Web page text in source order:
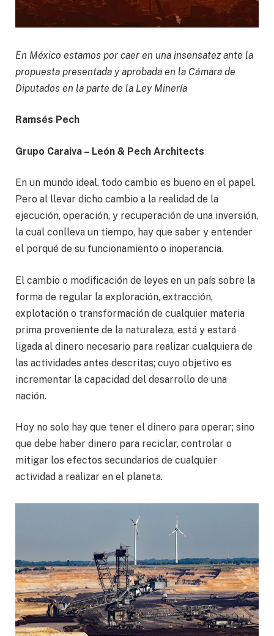
En México estamos por caer en una insensatez ante la
propuesta presentada y aprobada en la Cámara de
Diputados en la parte de la Ley Minería
Ramsés Pech
Grupo Caraiva – León & Pech Architects
En un mundo ideal, todo cambio es bueno en el papel.
Pero al llevar dicho cambio a la realidad de la
ejecución, operación, y recuperación de una inversión,
la cual conlleva un tiempo, hay que saber y entender
el porqué de su funcionamiento o inoperancia.
El cambio o modificación de leyes en un país sobre la
forma de regular la exploración, extracción,
explotación o transformación de cualquier materia
prima proveniente de la naturaleza, está y estará
ligada al dinero necesario para realizar cualquiera de
las actividades antes descritas; cuyo objetivo es
incrementar la capacidad del desarrollo de una
nación.
Hoy no solo hay que tener el dinero para operar; sino
que debe haber dinero para reciclar, controlar o
mitigar los efectos secundarios de cualquier
actividad a realizar en el planeta.